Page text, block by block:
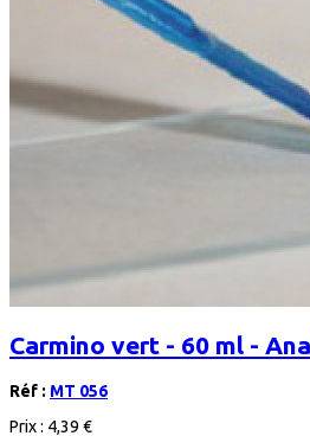
Carmino vert - 60 ml -
Réf : MT 056
Prix : 4,39 €